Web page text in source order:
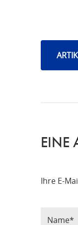
EINE
Ihre E-